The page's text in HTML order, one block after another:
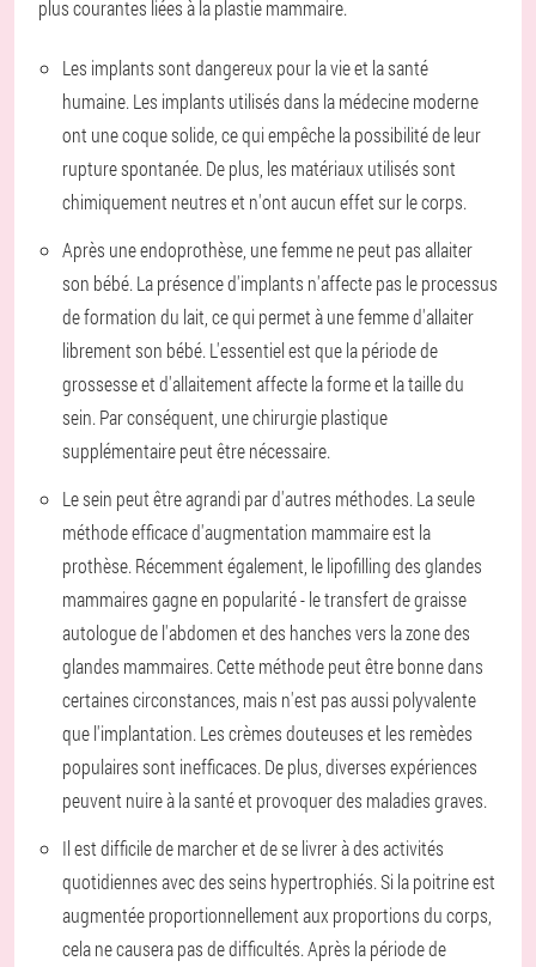
plus courantes liées à la plastie mammaire.
Les implants sont dangereux pour la vie et la santé
humaine. Les implants utilisés dans la médecine moderne
ont une coque solide, ce qui empêche la possibilité de leur
rupture spontanée. De plus, les matériaux utilisés sont
chimiquement neutres et n'ont aucun effet sur le corps.
Après une endoprothèse, une femme ne peut pas allaiter
son bébé. La présence d'implants n'affecte pas le processus
de formation du lait, ce qui permet à une femme d'allaiter
librement son bébé. L'essentiel est que la période de
grossesse et d'allaitement affecte la forme et la taille du
sein. Par conséquent, une chirurgie plastique
supplémentaire peut être nécessaire.
Le sein peut être agrandi par d'autres méthodes. La seule
méthode efficace d'augmentation mammaire est la
prothèse. Récemment également, le lipofilling des glandes
mammaires gagne en popularité - le transfert de graisse
autologue de l'abdomen et des hanches vers la zone des
glandes mammaires. Cette méthode peut être bonne dans
certaines circonstances, mais n'est pas aussi polyvalente
que l'implantation. Les crèmes douteuses et les remèdes
populaires sont inefficaces. De plus, diverses expériences
peuvent nuire à la santé et provoquer des maladies graves.
Il est difficile de marcher et de se livrer à des activités
quotidiennes avec des seins hypertrophiés. Si la poitrine est
augmentée proportionnellement aux proportions du corps,
cela ne causera pas de difficultés. Après la période de